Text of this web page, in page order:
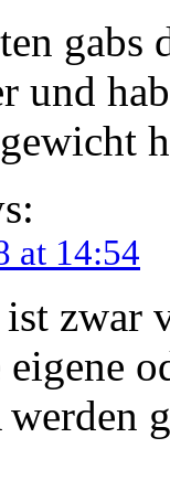
gabs
und
at 14:54
zwar